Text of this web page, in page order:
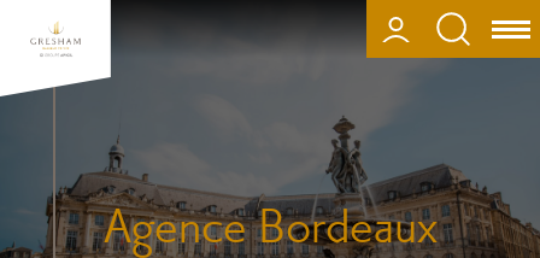
contenu
principal
CONNEXION
ou
Agence Bordeaux